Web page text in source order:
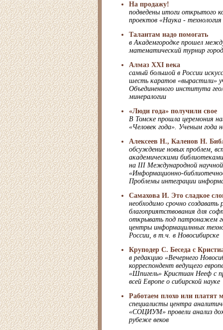
На продажу!
подведены итоги открытого
проектов «Наука -
Талантам надо помогать
в Академгородке прошел
математический турнир
Алмаз XXI века
самый большой в России
шесть каратов «вырастили»
Объединенного института
минералогии
«Люди года» получили свое
В Томске прошла церемония
«Человек года». Ученым года
Алексеев Н., Каленов Н.
обсуждение новых проблем,
академическими
на III Международной научной
«Информационно-
Проблемы интеграции
Самахова И. Это сладкое
необходимо срочно
благоприятствования для
открывать под патронажем
центры информацилнных
России, в т.ч. в Новосибирске
Круподер С. Беседа с
в редакцию «Вечернего
корреспондент ведущего
«Шпигель» Кристиан Нееф с
всей Европе о сибирской науке
Работаем плохо или платят
cпециалисты центра
«СОЦИУМ» провели анализ
рубеже веков